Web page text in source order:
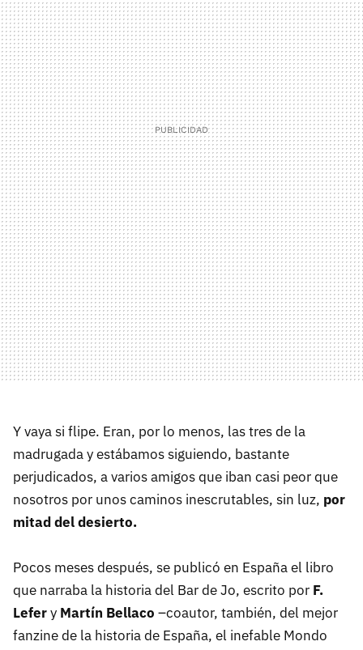
Y vaya si flipe. Eran, por lo menos, las tres de la
madrugada y estábamos siguiendo, bastante
perjudicados, a varios amigos que iban casi peor que
nosotros por unos caminos inescrutables, sin luz, por
mitad del desierto.
Pocos meses después, se publicó en España el libro
que narraba la historia del Bar de Jo, escrito por F.
Lefery Martín Bellaco –coautor, también, del mejor
fanzine de la historia de España, el inefable Mondo